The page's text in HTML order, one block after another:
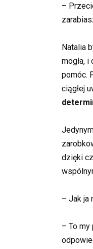
–
Natalia
mogła,
pomóc.
ciągłej
dzięki
– Jak ja
– To